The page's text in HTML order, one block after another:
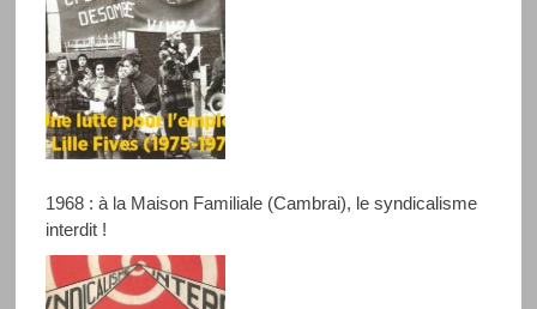
1968 : à la Maison Familiale (Cambrai), le syndicalisme
interdit !